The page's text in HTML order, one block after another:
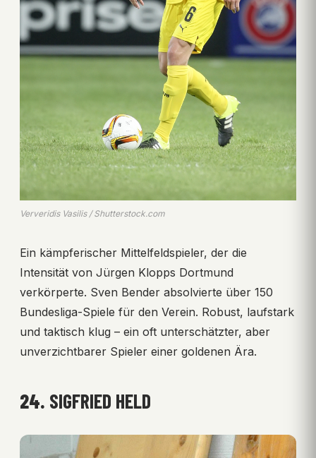
Ververidis Vasilis / Shutterstock.com
Ein kämpferischer Mittelfeldspieler, der die
Intensität von Jürgen Klopps Dortmund
verkörperte. Sven Bender absolvierte über 150
Bundesliga-Spiele für den Verein. Robust, laufstark
und taktisch klug – ein oft unterschätzter, aber
unverzichtbarer Spieler einer goldenen Ära.
24. SIGFRIED HELD